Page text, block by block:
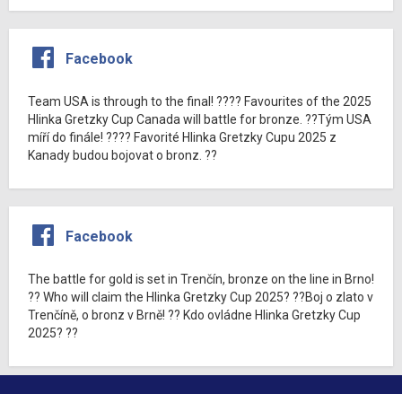
Facebook
Team USA is through to the final! ???? Favourites of the 2025
Hlinka Gretzky Cup Canada will battle for bronze. ??Tým USA
míří do finále! ???? Favorité Hlinka Gretzky Cupu 2025 z
Kanady budou bojovat o bronz. ??
Facebook
The battle for gold is set in Trenčín, bronze on the line in Brno!
?? Who will claim the Hlinka Gretzky Cup 2025? ??Boj o zlato v
Trenčíně, o bronz v Brně! ?? Kdo ovládne Hlinka Gretzky Cup
2025? ??